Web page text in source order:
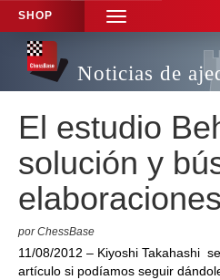
SHOP
TOGGLE
NAVIGATION
Noticias de
El estudio
solución y
elaboraciones
por ChessBase
11/08/2012 – Kiyoshi Takahashi
artículo si podíamos seguir